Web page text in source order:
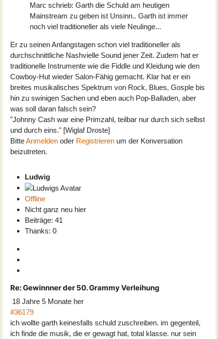
Marc schrieb: Garth die Schuld am heutigen
Mainstream zu geben ist Unsinn.. Garth ist immer
noch viel traditioneller als viele Neulinge...
Er zu seinen Anfangstagen schon viel traditioneller als
durchschnittliche Nashvielle Sound jener Zeit. Zudem hat er
traditionelle Instrumente wie die Fiddle und Kleidung wie den
Cowboy-Hut wieder Salon-Fähig gemacht. Klar hat er ein
breites musikalisches Spektrum von Rock, Blues, Gosple bis
hin zu swinigen Sachen und eben auch Pop-Balladen, aber
was soll daran falsch sein?
"Johnny Cash war eine Primzahl, teilbar nur durch sich selbst
und durch eins." [Wiglaf Droste]
BitteAnmelden oder Registrieren um der Konversation
beizutreten.
Ludwig
Offline
Nicht ganz neu hier
Beiträge: 41
Thanks: 0
Re:Gewinnner der 50. Grammy Verleihung
18 Jahre 5 Monate her
#36179
ich wollte garth keinesfalls schuld zuschreiben. im gegenteil,
ich finde die musik, die er gewagt hat, total klasse. nur sein